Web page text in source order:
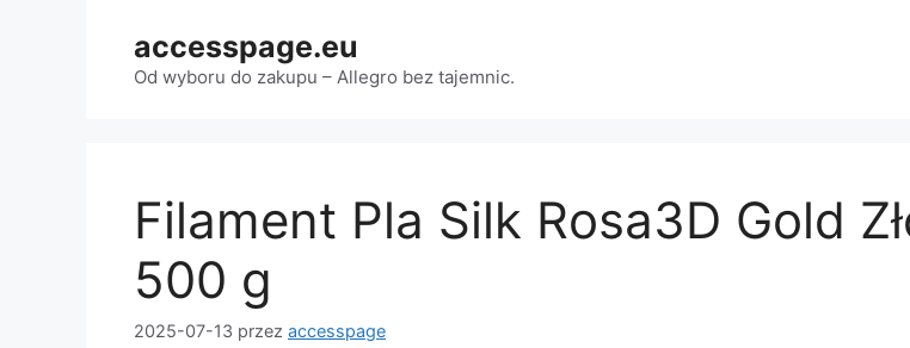
accesspage.eu
Od wyboru do zakupu – Allegro bez tajemnic.
Filament Pla Silk Rosa3D Gold
500 g
2025-07-13 przez accesspage